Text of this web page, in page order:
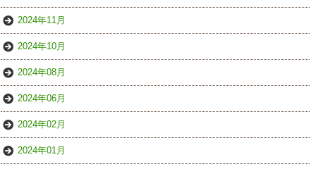
2024年11月
2024年10月
2024年08月
2024年06月
2024年02月
2024年01月